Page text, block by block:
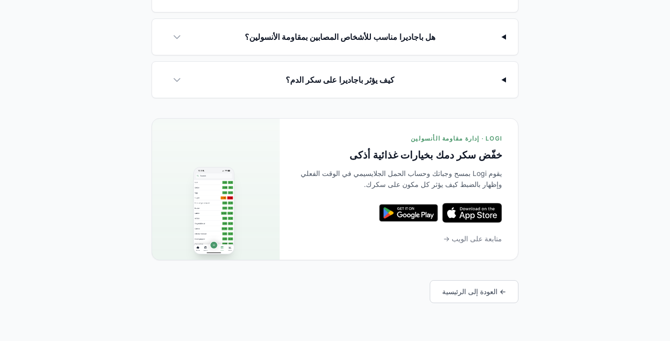
هل باجاديرا مناسب للأشخاص المصابين بمقاومة الأنسولين؟
كيف يؤثر باجاديرا على سكر الدم؟
LOGI · إدارة مقاومة الأنسولين
خفّض سكر دمك بخيارات غذائية أذكى
يقوم Logi بمسح وجباتك وحساب الحمل الجلايسيمي في الوقت الفعلي
وإظهار بالضبط كيف يؤثر كل مكون على سكرك.
متابعة على الويب →
← العودة إلى الرئيسية